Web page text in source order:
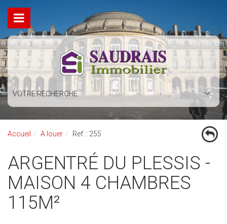
VOTRE RECHERCHE
Accueil A louer Ref. : 255
ARGENTRÉ DU PLESSIS -
MAISON 4 CHAMBRES
115M²